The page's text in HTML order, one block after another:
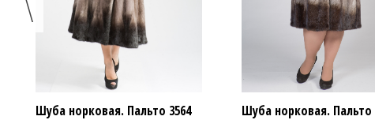
Шуба норковая. Пальто 3564 Шуба норковая. Пальто